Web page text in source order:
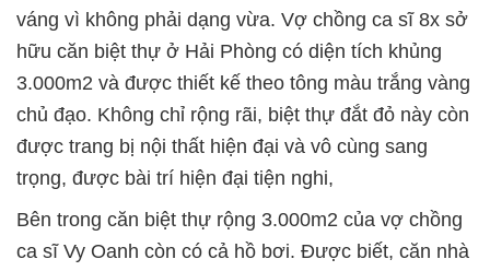
váng vì không phải dạng vừa. Vợ chồng ca sĩ 8x sở
hữu căn biệt thự ở Hải Phòng có diện tích khủng
3.000m2 và được thiết kế theo tông màu trắng vàng
chủ đạo. Không chỉ rộng rãi, biệt thự đắt đỏ này còn
được trang bị nội thất hiện đại và vô cùng sang
trọng, được bài trí hiện đại tiện nghi,
Bên trong căn biệt thự rộng 3.000m2 của vợ chồng
ca sĩ Vy Oanh còn có cả hồ bơi. Được biết, căn nhà